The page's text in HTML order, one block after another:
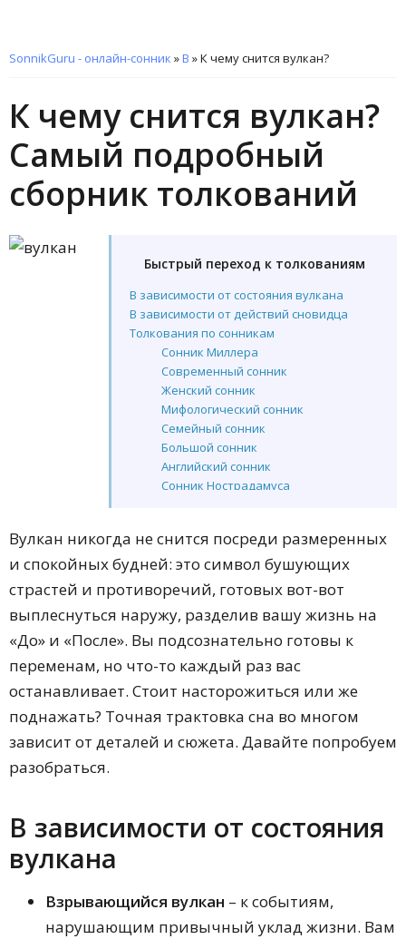
SonnikGuru - онлайн-сонник »В »К чему снится вулкан?
К чему снится вулкан?
Самый подробный
сборник толкований
Быстрый переход к толкованиям
В зависимости от состояния вулкана
В зависимости от действий сновидца
Толкования по сонникам
Сонник Миллера
Современный сонник
Женский сонник
Мифологический сонник
Семейный сонник
Большой сонник
Английский сонник
Сонник Нострадамуса
Сонник XXI века
Классический сонник
Сонник Федоровской
Сонник от А до Я
Сонник встреч
Сонник Странника
Сонник Льюиса
Психоаналитический Самохвалова
Сонник будущего
Сонник О. Адаскиной
Именинников сентября, октября,
ноября, декабря
Сонник Симеона Прозорова
Сонник Дениз Линн
Сонник Екатерины Великой
Вулкан никогда не снится посреди размеренных
и спокойных будней: это символ бушующих
страстей и противоречий, готовых вот-вот
выплеснуться наружу, разделив вашу жизнь на
«До» и «После». Вы подсознательно готовы к
переменам, но что-то каждый раз вас
останавливает. Стоит насторожиться или же
поднажать? Точная трактовка сна во многом
зависит от деталей и сюжета. Давайте попробуем
разобраться.
В зависимости от состояния
вулкана
Взрывающийся вулкан – к событиям,
нарушающим привычный уклад жизни. Вам